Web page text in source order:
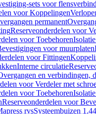
sets voor
voor Koppelingen
permanent
Reserveonderdelen voor
voor Toebehoren
voor muurplaten
voor Fittingen
Interne circulatie
en verbindingen,
voor Verdeler met
voor Toebehoren
Reserveonderdelen voor
rvsSysteembuizen